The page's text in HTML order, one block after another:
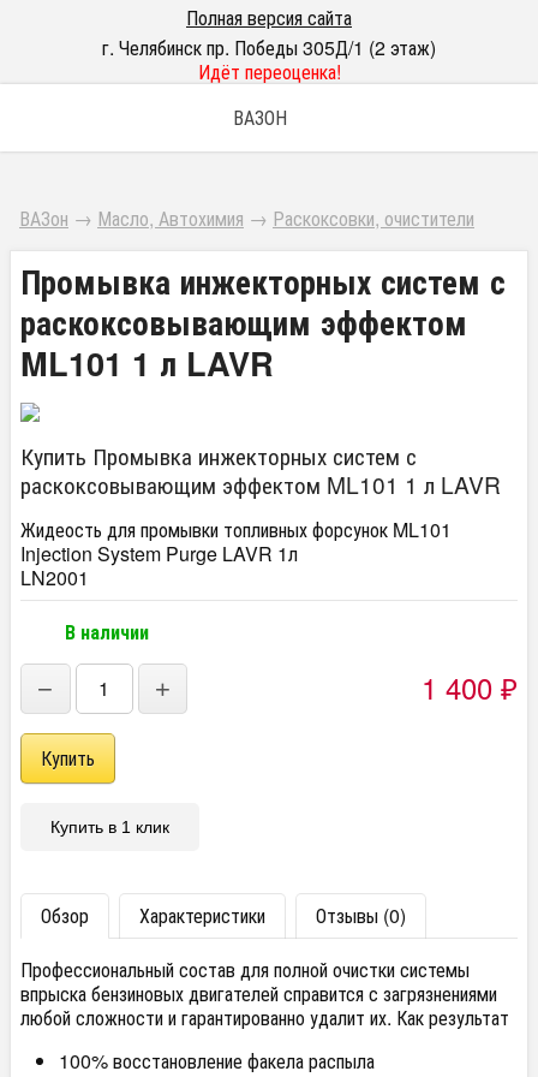
Полная версия сайта
г. Челябинск пр. Победы 305Д/1 (2 этаж)
Идёт переоценка!
ВАЗОН
ВАЗон → Масло, Автохимия → Раскоксовки, очистители
Промывка инжекторных систем с
раскоксовывающим эффектом
ML101 1 л LAVR
Купить Промывка инжекторных систем с
раскоксовывающим эффектом ML101 1 л LAVR
Жидеость для промывки топливных форсунок ML101
Injection System Purge LAVR 1л
LN2001
В наличии
− + 1 400 ₽
Купить в 1 клик
Обзор Характеристики
Отзывы (0)
Профессиональный состав для полной очистки системы
впрыска бензиновых двигателей справится с загрязнениями
любой сложности и гарантированно удалит их. Как результат
100% восстановление факела распыла